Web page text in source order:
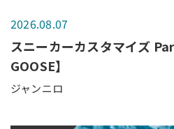
2026.08.07
スニーカーカスタマイズ
GOOSE】
ジャンニロ